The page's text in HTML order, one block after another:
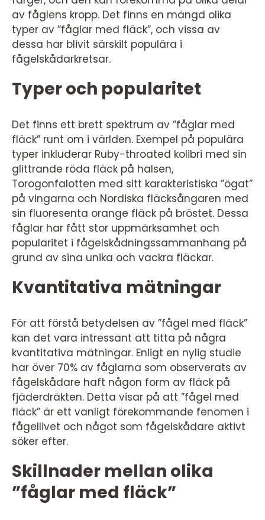
av fåglens kropp. Det finns en mängd olika
typer av ”fåglar med fläck”, och vissa av
dessa har blivit särskilt populära i
fågelskådarkretsar.
Typer och popularitet
Det finns ett brett spektrum av ”fåglar med
fläck” runt om i världen. Exempel på populära
typer inkluderar Ruby-throated kolibri med sin
glittrande röda fläck på halsen,
Torogonfalotten med sitt karakteristiska ”ögat”
på vingarna och Nordiska fläcksångaren med
sin fluoresenta orange fläck på bröstet. Dessa
fåglar har fått stor uppmärksamhet och
popularitet i fågelskådningssammanhang på
grund av sina unika och vackra fläckar.
Kvantitativa mätningar
För att förstå betydelsen av ”fågel med fläck”
kan det vara intressant att titta på några
kvantitativa mätningar. Enligt en nylig studie
har över 70% av fåglarna som observerats av
fågelskådare haft någon form av fläck på
fjäderdräkten. Detta visar på att ”fågel med
fläck” är ett vanligt förekommande fenomen i
fågellivet och något som fågelskådare aktivt
söker efter.
Skillnader mellan olika
”fåglar med fläck”